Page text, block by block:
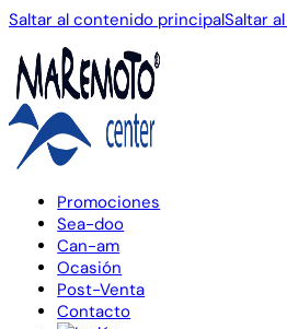
Saltar al contenido principalSaltar
Promociones
Sea-doo
Can-am
Ocasión
Post-Venta
Contacto